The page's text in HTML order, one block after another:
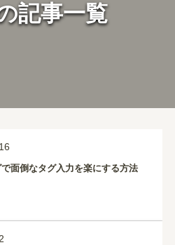
記事一覧
面倒なタグ入力を楽にする方法